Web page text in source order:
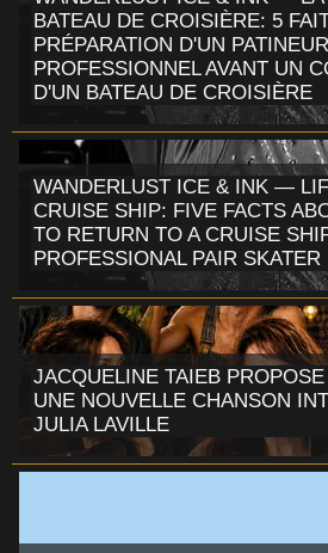
BATEAU DE CROISIÈRE: 5
PRÉPARATION D'UN PATINEUR
PROFESSIONNEL AVANT UN
D'UN BATEAU DE CROISIÈRE
WANDERLUST ICE & INK —
CRUISE SHIP: FIVE FACTS
TO RETURN TO A CRUISE
PROFESSIONAL PAIR SKATER
JACQUELINE TAIEB
UNE NOUVELLE CHANSON
JULIA LAVILLE